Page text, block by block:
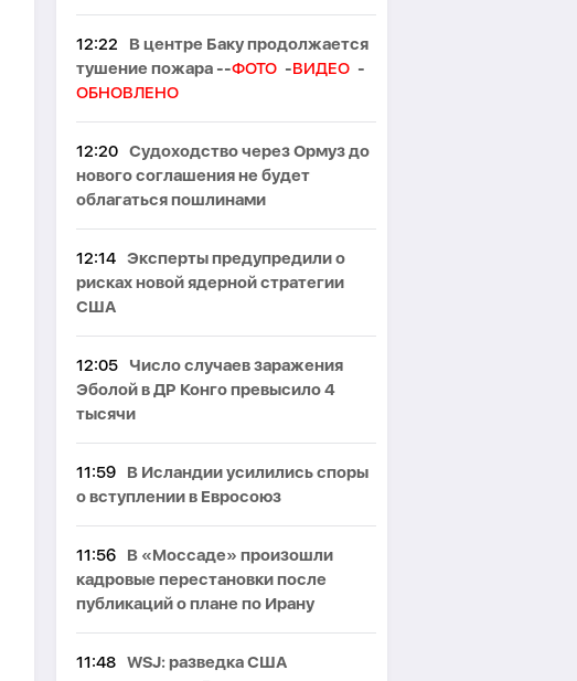
12:22
В центре Баку продолжается
тушение пожара --ФОТО -ВИДЕО -
ОБНОВЛЕНО
12:20 Судоходство через Ормуз до
нового соглашения не будет
облагаться пошлинами
12:14
Эксперты предупредили о
рисках новой ядерной стратегии
США
12:05
Число случаев заражения
Эболой в ДР Конго превысило 4
тысячи
11:59
В Исландии усилились споры
о вступлении в Евросоюз
11:56
В «Моссаде» произошли
кадровые перестановки после
публикаций о плане по Ирану
11:48 WSJ: разведка США